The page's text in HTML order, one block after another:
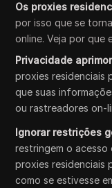
Os proxies
por isso que se
online. Veja por que
Privacidade
proxies residenciais
que suas
ou rastreadores on-
Ignorar restrições
restringem o acesso
proxies residenciais
como se estivesse